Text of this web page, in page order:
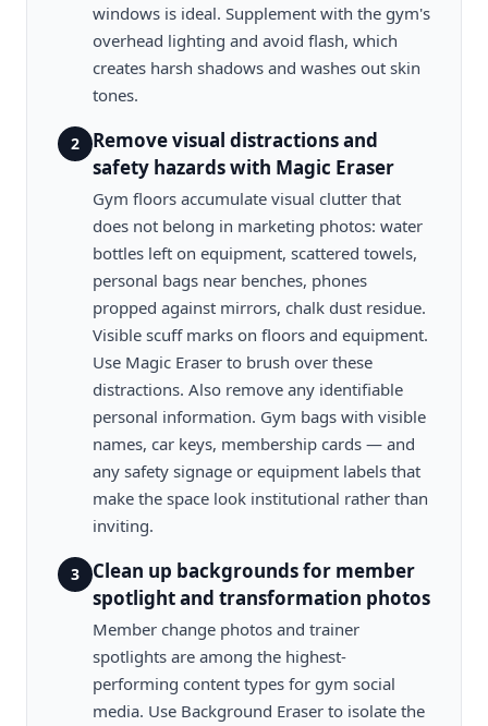
windows is ideal. Supplement with the gym's
overhead lighting and avoid flash, which
creates harsh shadows and washes out skin
tones.
2
Remove visual distractions and
safety hazards with Magic Eraser
Gym floors accumulate visual clutter that
does not belong in marketing photos: water
bottles left on equipment, scattered towels,
personal bags near benches, phones
propped against mirrors, chalk dust residue.
Visible scuff marks on floors and equipment.
Use Magic Eraser to brush over these
distractions. Also remove any identifiable
personal information. Gym bags with visible
names, car keys, membership cards — and
any safety signage or equipment labels that
make the space look institutional rather than
inviting.
3
Clean up backgrounds for member
spotlight and transformation photos
Member change photos and trainer
spotlights are among the highest-
performing content types for gym social
media. Use Background Eraser to isolate the